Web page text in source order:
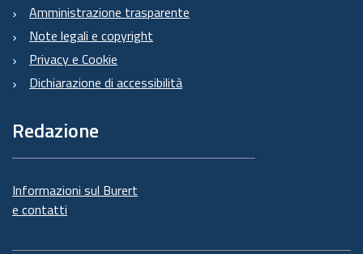
Amministrazione trasparente
Note legali e copyright
Privacy e Cookie
Dichiarazione di accessibilità
Redazione
Informazioni sul Burert
e contatti